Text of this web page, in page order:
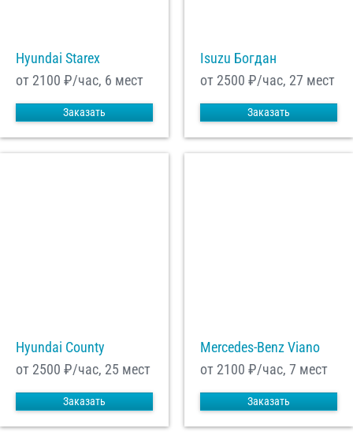
Hyundai Starex
от 2100 ₽/час, 6 мест
Заказать
Isuzu Богдан
от 2500 ₽/час, 27 мест
Заказать
Hyundai County
от 2500 ₽/час, 25 мест
Заказать
Mercedes-Benz Viano
от 2100 ₽/час, 7 мест
Заказать